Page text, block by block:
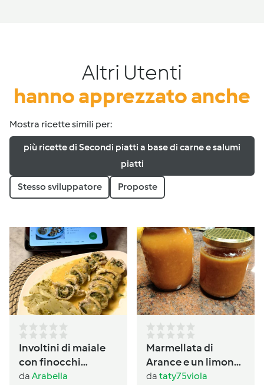
Altri Utenti
hanno apprezzato anche
Mostra ricette simili per:
più ricette di Secondi piatti a base di carne e salumi
piatti
Stesso sviluppatore Proposte
Involtini di maiale
con finocchi
prezzemolati
da Arabella
Marmellata di
Arance e un limone
con buccia
da taty75viola